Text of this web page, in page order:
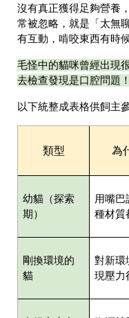
沒有真正獲得足夠營養
常被忽略，就是「太無
有互動，啃咬東西有時
毛怪中的貓咪曾經出現
去檢查發現是口腔問題
以下統整成表格供飼主
類型 為
幼貓（探索
期）
用嘴巴
種材質
剛換環境的
貓
對新環
現壓力